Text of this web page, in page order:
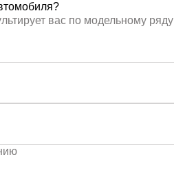
вас по модельному ряду